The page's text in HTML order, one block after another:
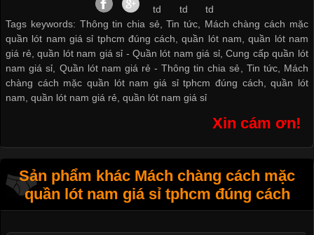
Tags keywords: Thông tin chia sẻ, Tin tức, Mách chàng cách mặc
quần lót nam giá sỉ tphcm đúng cách, quần lót nam, quần lót nam
giá rẻ, quần lót nam giá sỉ - Quần lót nam giá sỉ,Cung cấp quần lót
nam giá sỉ
Quần lót nam giá rẻ -Thông tin chia sẻ Tin tức, Mách
chàng cách mặc quần lót nam giá sỉ tphcm đúng cách ,quần lót
nam ,quần lót nam giá rẻ ,quần lót nam giá sỉ
Xin cám ơn!
Sản phẩm khác Mách chàng cách mặc
quần lót nam giá sỉ tphcm đúng cách